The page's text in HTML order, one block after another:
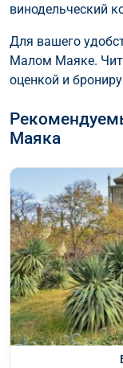
винодельческий
Для вашего
Малом Маяке.
оценкой и
Маяка